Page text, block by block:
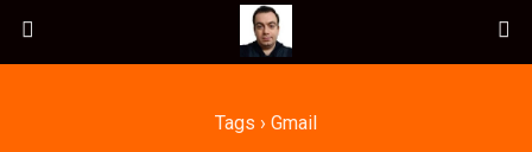
Tags › Gmail